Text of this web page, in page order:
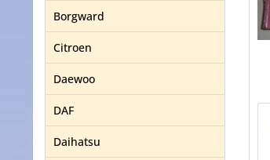
Borgward
Citroen
Daewoo
DAF
Daihatsu